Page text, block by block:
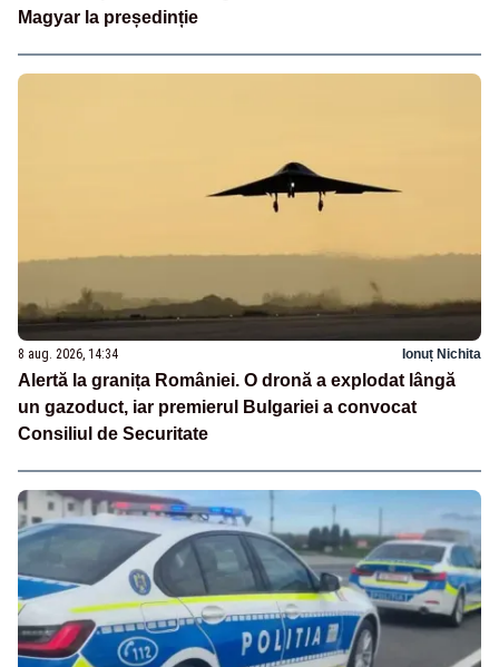
Magyar la președinție
8 aug. 2026, 14:34 Ionuț Nichita
Alertă la granița României. O dronă a explodat lângă
un gazoduct, iar premierul Bulgariei a convocat
Consiliul de Securitate